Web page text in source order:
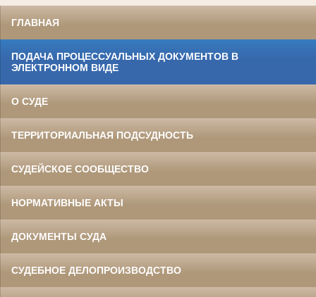
ГЛАВНАЯ
ПОДАЧА ПРОЦЕССУАЛЬНЫХ ДОКУМЕНТОВ В
ЭЛЕКТРОННОМ ВИДЕ
О СУДЕ
ТЕРРИТОРИАЛЬНАЯ ПОДСУДНОСТЬ
СУДЕЙСКОЕ СООБЩЕСТВО
НОРМАТИВНЫЕ АКТЫ
ДОКУМЕНТЫ СУДА
СУДЕБНОЕ ДЕЛОПРОИЗВОДСТВО